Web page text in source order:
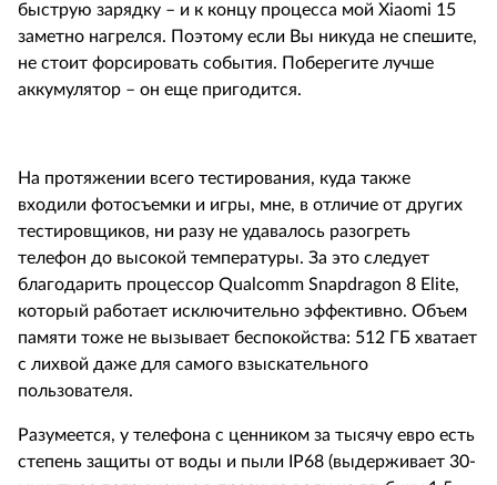
быструю зарядку – и к концу процесса мой Xiaomi 15
заметно нагрелся. Поэтому если Вы никуда не спешите,
не стоит форсировать события. Поберегите лучше
аккумулятор – он еще пригодится.
На протяжении всего тестирования, куда также
входили фотосъемки и игры, мне, в отличие от других
тестировщиков, ни разу не удавалось разогреть
телефон до высокой температуры. За это следует
благодарить процессор Qualcomm Snapdragon 8 Elite,
который работает исключительно эффективно. Объем
памяти тоже не вызывает беспокойства: 512 ГБ хватает
с лихвой даже для самого взыскательного
пользователя.
Разумеется, у телефона с ценником за тысячу евро есть
степень защиты от воды и пыли
IP68 (выдерживает 30-